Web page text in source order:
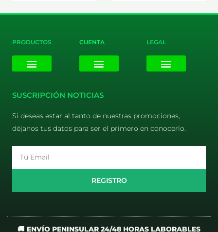
PRODUCTOS CUENTA LEGAL
SUSCRIPCIÓN NOTICIAS
Si deseas estar al tanto de nuestras promociones,
déjanos tus datos para ser el primero en conocerlo.
REGISTRO
🚚 ENVÍO PENINSULAR 24/48 HORAS LABORABLES